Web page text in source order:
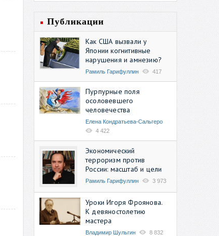
Публикации
Как США вызвали у
Японии когнитивные
нарушения и амнезию?
Рамиль Гарифуллин 417
Пурпурные поля
осоловевшего
человечества
Елена Кондратьева-Сальгеро
4 422
Экономический
терроризм против
России: масштаб и цели
Рамиль Гарифуллин 3 973
Уроки Игоря Фроянова.
К девяностолетию
мастера
Владимир Шульгин 8 832